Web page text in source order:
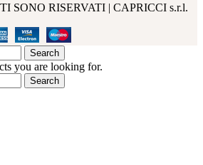
SONO RISERVATI | CAPRICCI s.r.l.
Search
you are looking for.
Search